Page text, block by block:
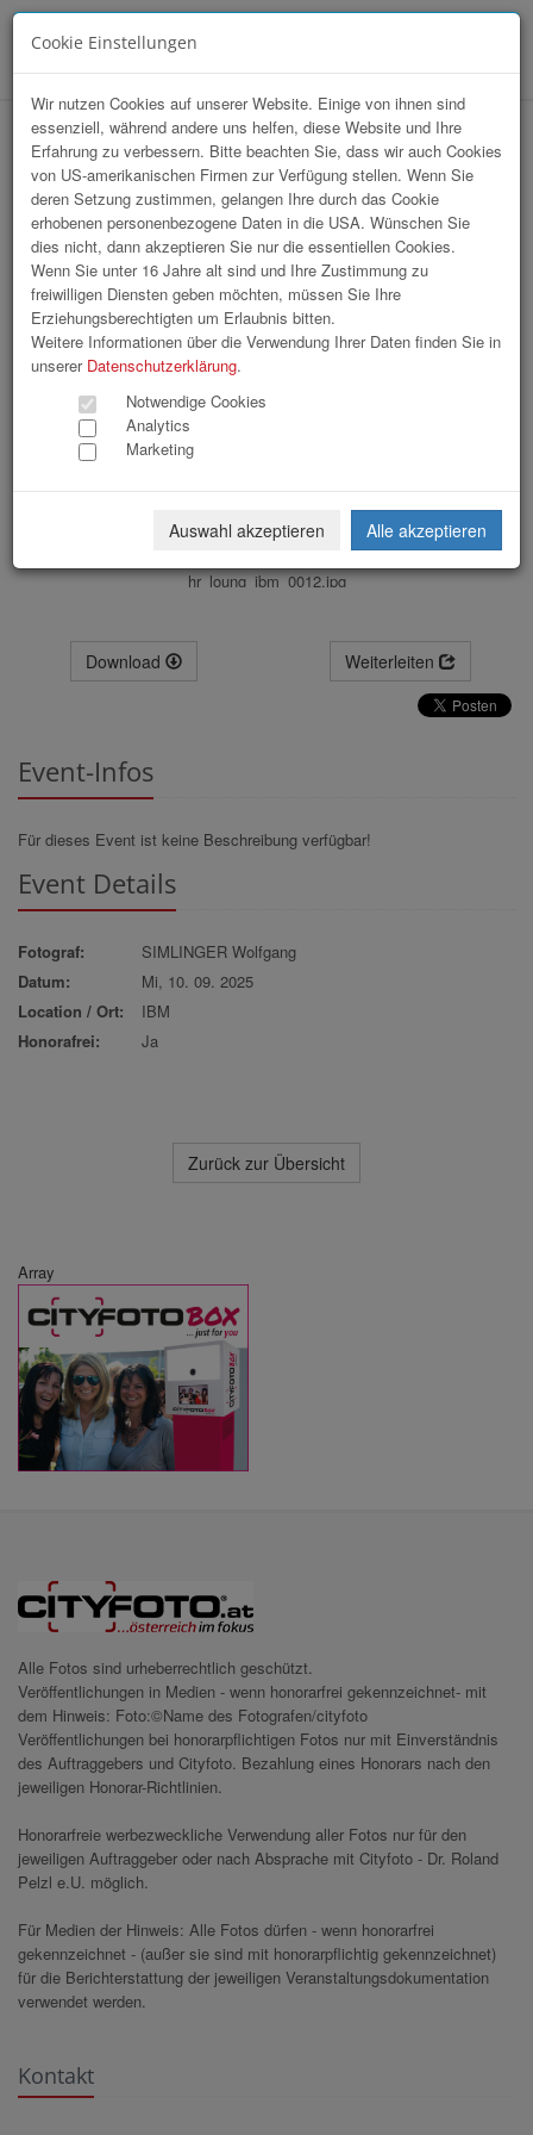
hr-lounge Ost zu Gast bei IBM
hr_loung_ibm_0012.jpg
Download Weiterleiten
Event-Infos
Für dieses Event ist keine Beschreibung verfügbar!
Event Details
Fotograf:
SIMLINGER Wolfgang
Datum:
Mi, 10. 09. 2025
Location / Ort:
IBM
Honorafrei:
Ja
Zurück zur Übersicht
Array
Alle Fotos sind urheberrechtlich geschützt.
Veröffentlichungen in Medien - wenn honorarfrei gekennzeichnet- mit
dem Hinweis: Foto:©Name des Fotografen/cityfoto
Veröffentlichungen bei honorarpflichtigen Fotos nur mit Einverständnis
des Auftraggebers und Cityfoto. Bezahlung eines Honorars nach den
jeweiligen Honorar-Richtlinien.
Honorarfreie werbezweckliche Verwendung aller Fotos nur für den
jeweiligen Auftraggeber oder nach Absprache mit Cityfoto - Dr. Roland
Pelzl e.U. möglich.
Für Medien der Hinweis: Alle Fotos dürfen - wenn honorarfrei
gekennzeichnet - (außer sie sind mit honorarpflichtig gekennzeichnet)
für die Berichterstattung der jeweiligen Veranstaltungsdokumentation
verwendet werden.
Kontakt
Cookie Einstellungen
Wir nutzen Cookies auf unserer Website. Einige von ihnen sind
essenziell, während andere uns helfen, diese Website und Ihre
Erfahrung zu verbessern. Bitte beachten Sie, dass wir auch Cookies
von US-amerikanischen Firmen zur Verfügung stellen. Wenn Sie
deren Setzung zustimmen, gelangen Ihre durch das Cookie
erhobenen personenbezogene Daten in die USA. Wünschen Sie
dies nicht, dann akzeptieren Sie nur die essentiellen Cookies.
Wenn Sie unter 16 Jahre alt sind und Ihre Zustimmung zu
freiwilligen Diensten geben möchten, müssen Sie Ihre
Erziehungsberechtigten um Erlaubnis bitten.
Weitere Informationen über die Verwendung Ihrer Daten finden Sie in
unserer Datenschutzerklärung.
Notwendige Cookies
Analytics
Marketing
Auswahl akzeptieren Alle akzeptieren